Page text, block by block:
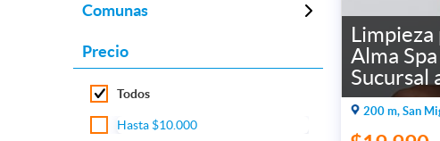
Comunas
Precio
Todos
Hasta $10.000
Alma
Sucursal
200 m, San